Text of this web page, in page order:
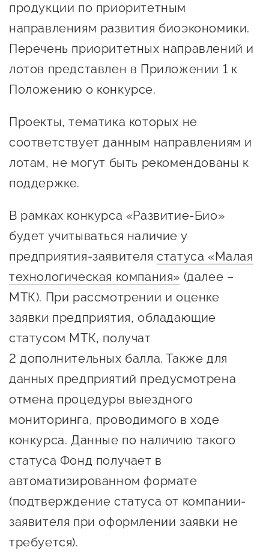
инновационно-
технологического
предпринимательства
Поддержка социальных
предпринимателей
Поддержка экспортеров
Финансовая поддержка
Меры поддержки в условиях
внешнего санкционного
Центры поддержки
Центр информационно-
консультационного
О центре
Поддержка центра
Онлайн-витрина
Центр образовательных
программ и молодежного
предпринимательства
О центре
Календарь
мероприятий для
предпринимателей
Проекты
Поддержка центра
Истории успеха
социальной сферы
О центре
Поддержка центра
предпринимателей
Истории успеха
Центр финансовой
поддержки
О центре
Проекты
Поддержка центра
Центр инновационно-
креативного
продукции по приоритетным
направлениям развития биоэкономики.
Перечень приоритетных направлений и
лотов представлен в Приложении 1 к
Положению о конкурсе.
Проекты, тематика которых не
соответствует данным направлениям и
лотам, не могут быть рекомендованы к
поддержке.
В рамках конкурса «Развитие-Био»
будет учитываться наличие у
предприятия-заявителястатуса «Малая
технологическая компания» (далее –
МТК). При рассмотрении и оценке
заявки предприятия, обладающие
статусом МТК, получат
2 дополнительных балла. Также для
данных предприятий предусмотрена
отмена процедуры выездного
мониторинга, проводимого в ходе
конкурса. Данные по наличию такого
статуса Фонд получает в
автоматизированном формате
(подтверждение статуса от компании-
заявителя при оформлении заявки не
требуется).